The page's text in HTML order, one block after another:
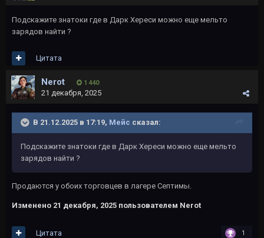
Подскажите знатоки где в Дарк Хереси можно еще мельто
зарядов найти ?
Цитата
Nerot 1 440
21 декабря, 2025
В 21.12.2025 в 17:19, Мейс сказал:
Подскажите знатоки где в Дарк Хереси можно еще мельто
зарядов найти ?
Продаются у обоих торговцев в лагере Септимы.
Изменено 21 декабря, 2025 пользователем Nerot
1
Цитата